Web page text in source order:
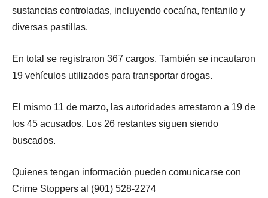
sustancias controladas, incluyendo cocaína, fentanilo y
diversas pastillas.
En total se registraron 367 cargos. También se incautaron
19 vehículos utilizados para transportar drogas.
El mismo 11 de marzo, las autoridades arrestaron a 19 de
los 45 acusados. Los 26 restantes siguen siendo
buscados.
Quienes tengan información pueden comunicarse con
Crime Stoppers al (901) 528-2274